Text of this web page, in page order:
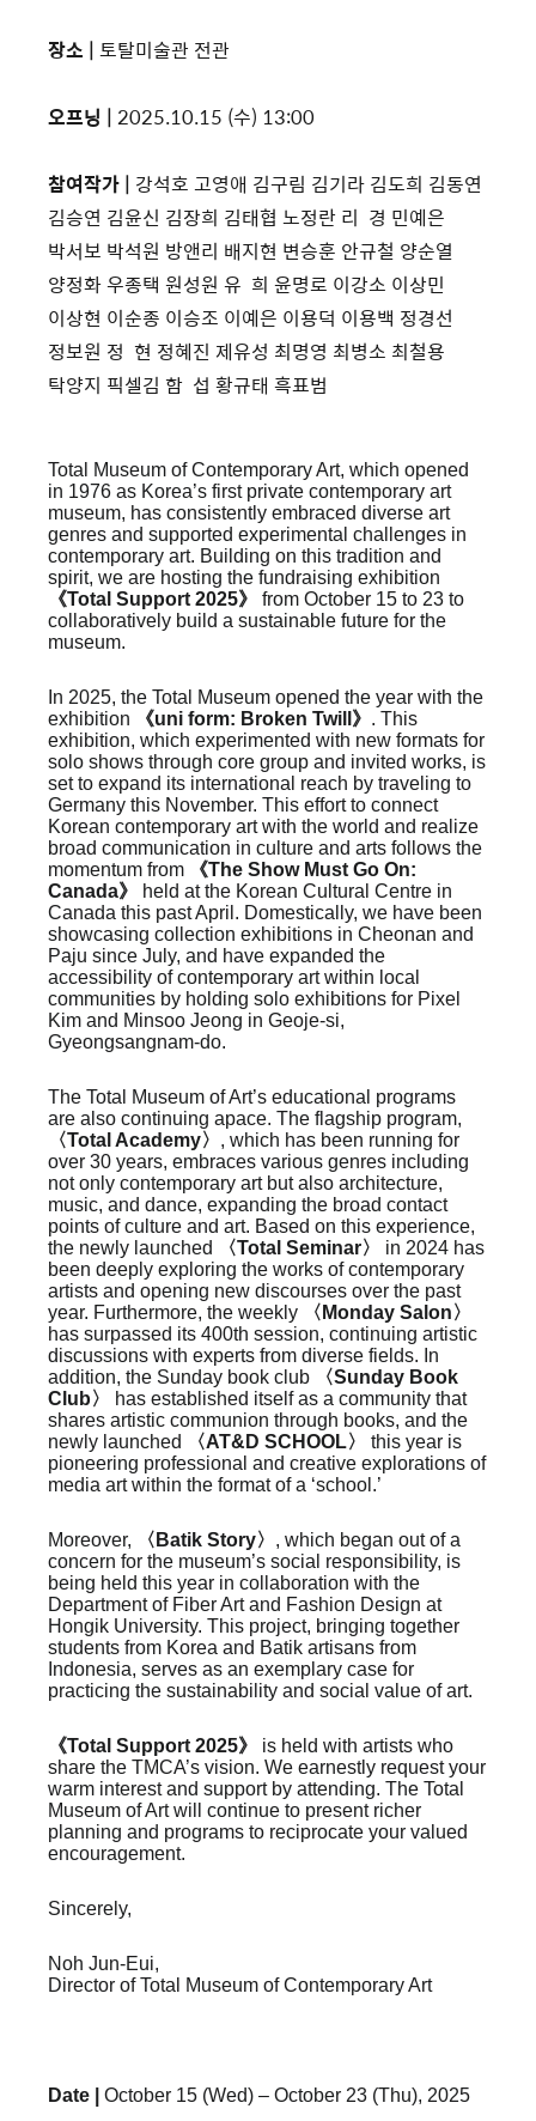
장소 | 토탈미술관 전관
오프닝 | 2025.10.15 (수) 13:00
참여작가 | 강석호 고영애 김구림 김기라 김도희 김동연
김승연 김윤신 김장희 김태협 노정란 리 경 민예은
박서보 박석원 방앤리 배지현 변승훈 안규철 양순열
양정화 우종택 원성원 유 희 윤명로 이강소 이상민
이상현 이순종 이승조 이예은 이용덕 이용백 정경선
정보원 정 현 정혜진 제유성 최명영 최병소 최철용
탁양지 픽셀김 함 섭 황규태 흑표범
Total Museum of Contemporary Art, which opened
in 1976 as Korea’s first private contemporary art
museum, has consistently embraced diverse art
genres and supported experimental challenges in
contemporary art. Building on this tradition and
spirit, we are hosting the fundraising exhibition
《Total Support 2025》
from October 15 to 23 to
collaboratively build a sustainable future for the
museum.
In 2025, the Total Museum opened the year with the
exhibition
《uni form: Broken Twill》 . This
exhibition, which experimented with new formats for
solo shows through core group and invited works, is
set to expand its international reach by traveling to
Germany this November. This effort to connect
Korean contemporary art with the world and realize
broad communication in culture and arts follows the
momentum from
《The Show Must Go On:
Canada》
held at the Korean Cultural Centre in
Canada this past April. Domestically, we have been
showcasing collection exhibitions in Cheonan and
Paju since July, and have expanded the
accessibility of contemporary art within local
communities by holding solo exhibitions for Pixel
Kim and Minsoo Jeong in Geoje-si,
Gyeongsangnam-do.
The Total Museum of Art’s educational programs
are also continuing apace. The flagship program,
〈Total Academy〉 , which has been running for
over 30 years, embraces various genres including
not only contemporary art but also architecture,
music, and dance, expanding the broad contact
points of culture and art. Based on this experience,
the newly launched
〈Total Seminar〉
in 2024 has
been deeply exploring the works of contemporary
artists and opening new discourses over the past
year. Furthermore, the weekly
〈Monday Salon〉
has surpassed its 400th session, continuing artistic
discussions with experts from diverse fields. In
addition, the Sunday book club
〈Sunday Book
Club〉
has established itself as a community that
shares artistic communion through books, and the
newly launched
〈AT&D SCHOOL〉
this year is
pioneering professional and creative explorations of
media art within the format of a ‘school.’
Moreover, 〈Batik Story〉 , which began out of a
concern for the museum’s social responsibility, is
being held this year in collaboration with the
Department of Fiber Art and Fashion Design at
Hongik University. This project, bringing together
students from Korea and Batik artisans from
Indonesia, serves as an exemplary case for
practicing the sustainability and social value of art.
《Total Support 2025》
is held with artists who
share the TMCA’s vision. We earnestly request your
warm interest and support by attending. The Total
Museum of Art will continue to present richer
planning and programs to reciprocate your valued
encouragement.
Sincerely,
Noh Jun-Eui,
Director ofTotal Museum of Contemporary Art
Date | October 15 (Wed) – October 23 (Thu), 2025